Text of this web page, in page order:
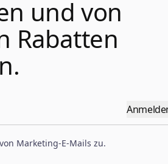
und von
Rabatten
Marketing-E-Mails zu.